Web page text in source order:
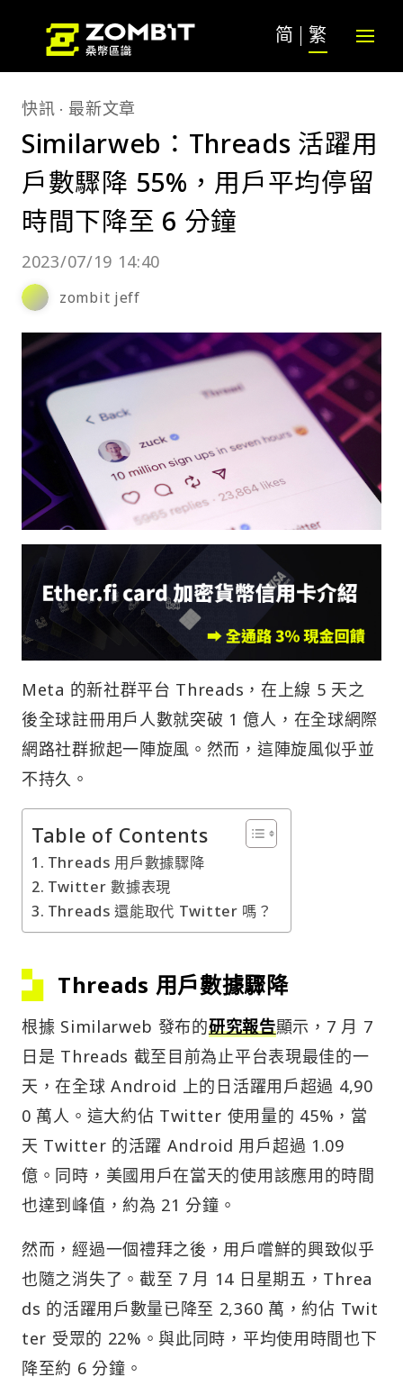
简 繁
快訊 最新文章
Similarweb：Threads 活躍用
戶數驟降 55%，用戶平均停留
時間下降至 6 分鐘
2023/07/19 14:40
zombit jeff
Meta 的新社群平台 Threads，在上線 5 天之
後全球註冊用戶人數就突破 1 億人，在全球網際
網路社群掀起一陣旋風。然而，這陣旋風似乎並
不持久。
Table of Contents
Threads 用戶數據驟降
Twitter 數據表現
Threads 還能取代 Twitter 嗎？
Threads 用戶數據驟降
根據 Similarweb 發布的研究報告顯示，7 月 7
日是 Threads 截至目前為止平台表現最佳的一
天，在全球 Android 上的日活躍用戶超過 4,90
0 萬人。這大約佔 Twitter 使用量的 45%，當
天 Twitter 的活躍 Android 用戶超過 1.09
億。同時，美國用戶在當天的使用該應用的時間
也達到峰值，約為 21 分鐘。
然而，經過一個禮拜之後，用戶嚐鮮的興致似乎
也隨之消失了。截至 7 月 14 日星期五，Threa
ds 的活躍用戶數量已降至 2,360 萬，約佔 Twit
ter 受眾的 22%。與此同時，平均使用時間也下
降至約 6 分鐘。